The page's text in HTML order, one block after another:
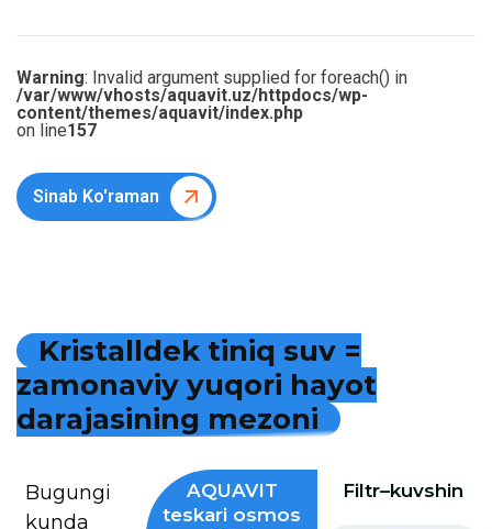
Warning: Invalid argument supplied for foreach() in
/var/www/vhosts/aquavit.uz/httpdocs/wp-
content/themes/aquavit/index.php
on line157
Sinab Ko'raman
Kristalldek tiniq suv =
zamonaviy yuqori hayot
darajasining mezoni
Bugungi
kunda
AQUAVIT
teskari osmos
Filtr–kuvshin